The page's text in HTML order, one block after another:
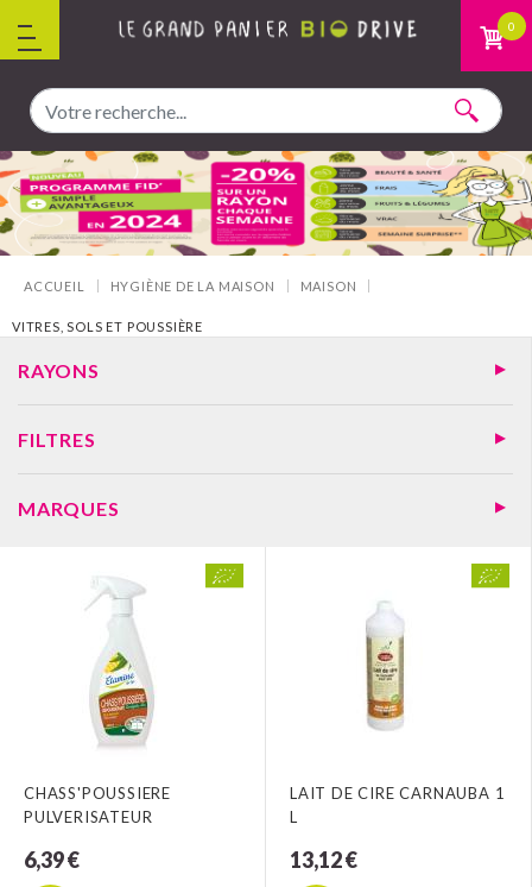
0
ACCUEIL HYGIÈNE DE LA MAISON MAISON
VITRES, SOLS ET POUSSIÈRE
RAYONS
FILTRES
MARQUES
CHASS'POUSSIERE
PULVERISATEUR
6,39 €
LAIT DE CIRE CARNAUBA 1
L
13,12 €